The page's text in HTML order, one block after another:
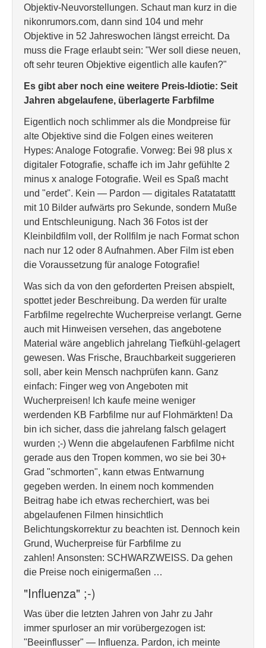
Objektiv-Neuvorstellungen. Schaut man kurz in die
nikonrumors.com, dann sind 104 und mehr
Objektive in 52 Jahreswochen längst erreicht. Da
muss die Frage erlaubt sein: "Wer soll diese neuen,
oft sehr teuren Objektive eigentlich alle kaufen?"
Es gibt aber noch eine weitere Preis-Idiotie: Seit
Jahren abgelaufene, überlagerte Farbfilme
Eigentlich noch schlimmer als die Mondpreise für
alte Objektive sind die Folgen eines weiteren
Hypes: Analoge Fotografie. Vorweg: Bei 98 plus x
digitaler Fotografie, schaffe ich im Jahr gefühlte 2
minus x analoge Fotografie. Weil es Spaß macht
und "erdet". Kein — Pardon — digitales Ratatatattt
mit 10 Bilder aufwärts pro Sekunde, sondern Muße
und Entschleunigung. Nach 36 Fotos ist der
Kleinbildfilm voll, der Rollfilm je nach Format schon
nach nur 12 oder 8 Aufnahmen. Aber Film ist eben
die Voraussetzung für analoge Fotografie!
Was sich da von den geforderten Preisen abspielt,
spottet jeder Beschreibung. Da werden für uralte
Farbfilme regelrechte Wucherpreise verlangt. Gerne
auch mit Hinweisen versehen, das angebotene
Material wäre angeblich jahrelang Tiefkühl-gelagert
gewesen. Was Frische, Brauchbarkeit suggerieren
soll, aber kein Mensch nachprüfen kann. Ganz
einfach: Finger weg von Angeboten mit
Wucherpreisen! Ich kaufe meine weniger
werdenden KB Farbfilme nur auf Flohmärkten! Da
bin ich sicher, dass die jahrelang falsch gelagert
wurden ;-) Wenn die abgelaufenen Farbfilme nicht
gerade aus den Tropen kommen, wo sie bei 30+
Grad "schmorten", kann etwas Entwarnung
gegeben werden. In einem noch kommenden
Beitrag habe ich etwas recherchiert, was bei
abgelaufenen Filmen hinsichtlich
Belichtungskorrektur zu beachten ist. Dennoch kein
Grund, Wucherpreise für Farbfilme zu
zahlen! Ansonsten: SCHWARZWEISS. Da gehen
die Preise noch einigermaßen …
"Influenza" ;-)
Was über die letzten Jahren von Jahr zu Jahr
immer spurloser an mir vorübergezogen ist:
"Beeinflusser" — Influenza. Pardon, ich meinte